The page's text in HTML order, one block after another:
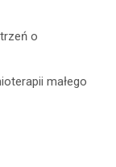
o
małego